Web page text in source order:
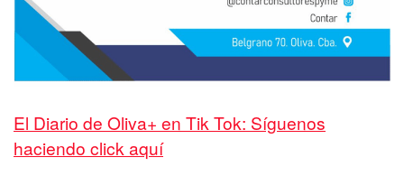
El Diario de Oliva+ en Tik Tok: Síguenos
haciendo click aquí